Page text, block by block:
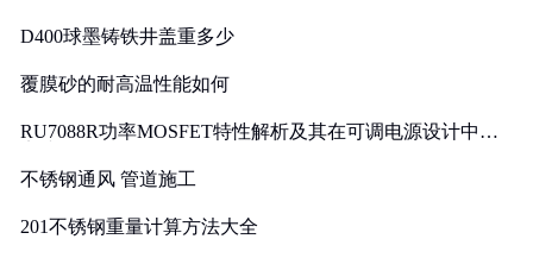
D400球墨铸铁井盖重多少
覆膜砂的耐高温性能如何
RU7088R功率MOSFET特性解析及其在可调电源设计中的
不锈钢通风 管道施工
201不锈钢重量计算方法大全